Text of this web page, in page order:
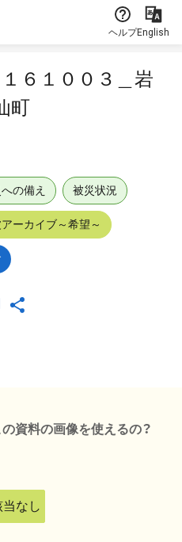
ヘルプEnglish
６１００３＿岩
町
の備え 被災状況
ーカイブ～希望～
資料の画像を使えるの？
当なし